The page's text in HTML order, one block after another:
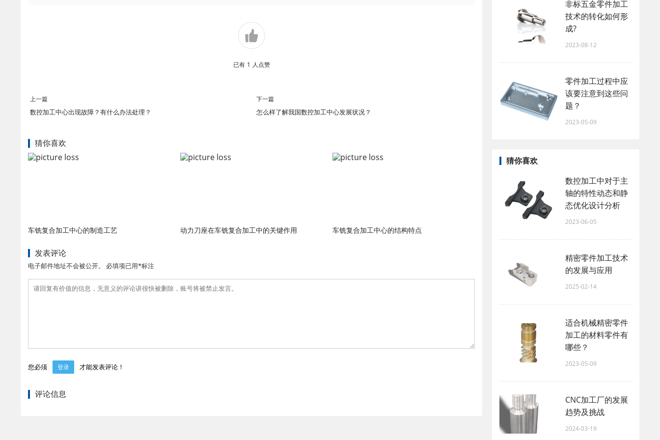
已有 1 人点赞
上一篇
数控加工中心出现故障？有什么办法处理？
下一篇
怎么样了解我国数控加工中心发展状况？
猜你喜欢
车铣复合加工中心的制造工艺 动力刀座在车铣复合加工中的关键作用 车铣复合加工中心的结构特点
发表评论
电子邮件地址不会被公开。 必填项已用*标注
您必须 登录 才能发表评论！
评论信息
非标五金零件加工
技术的转化如何形
成?
2023-08-12
零件加工过程中应
该要注意到这些问
题？
2023-05-09
猜你喜欢
数控加工中对于主
轴的特性动态和静
态优化设计分析
2023-06-05
精密零件加工技术
的发展与应用
2025-02-14
适合机械精密零件
加工的材料零件有
哪些？
2023-05-09
CNC加工厂的发展
趋势及挑战
2024-03-19